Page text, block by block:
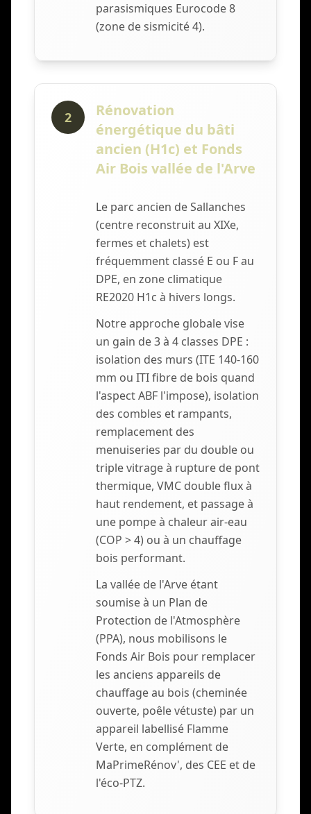
parasismiques Eurocode 8
(zone de sismicité 4).
2
Rénovation
énergétique du bâti
ancien (H1c) et Fonds
Air Bois vallée de l'Arve
Le parc ancien de Sallanches
(centre reconstruit au XIXe,
fermes et chalets) est
fréquemment classé E ou F au
DPE, en zone climatique
RE2020 H1c à hivers longs.
Notre approche globale vise
un gain de 3 à 4 classes DPE :
isolation des murs (ITE 140-160
mm ou ITI fibre de bois quand
l'aspect ABF l'impose), isolation
des combles et rampants,
remplacement des
menuiseries par du double ou
triple vitrage à rupture de pont
thermique, VMC double flux à
haut rendement, et passage à
une pompe à chaleur air-eau
(COP > 4) ou à un chauffage
bois performant.
La vallée de l'Arve étant
soumise à un Plan de
Protection de l'Atmosphère
(PPA), nous mobilisons le
Fonds Air Bois pour remplacer
les anciens appareils de
chauffage au bois (cheminée
ouverte, poêle vétuste) par un
appareil labellisé Flamme
Verte, en complément de
MaPrimeRénov', des CEE et de
l'éco-PTZ.